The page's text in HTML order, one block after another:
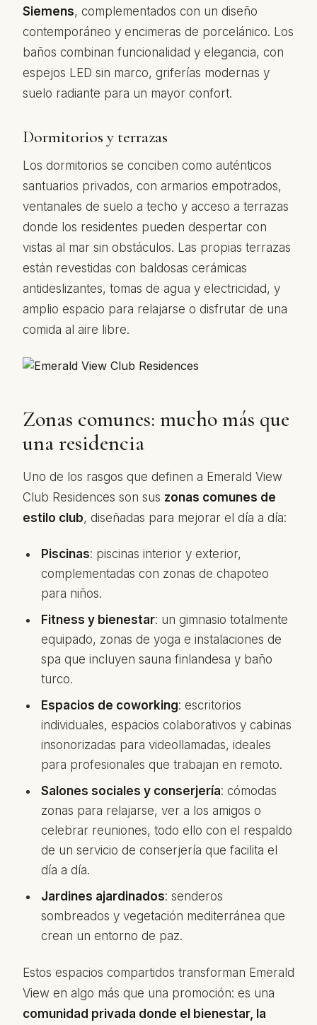
Siemens, complementados con un diseño
contemporáneo y encimeras de porcelánico. Los
baños combinan funcionalidad y elegancia, con
espejos LED sin marco, griferías modernas y
suelo radiante para un mayor confort.
Dormitorios y terrazas
Los dormitorios se conciben como auténticos
santuarios privados, con armarios empotrados,
ventanales de suelo a techo y acceso a terrazas
donde los residentes pueden despertar con
vistas al mar sin obstáculos. Las propias terrazas
están revestidas con baldosas cerámicas
antideslizantes, tomas de agua y electricidad, y
amplio espacio para relajarse o disfrutar de una
comida al aire libre.
Zonas comunes: mucho más que
una residencia
Uno de los rasgos que definen a Emerald View
Club Residences son sus zonas comunes de
estilo club, diseñadas para mejorar el día a día:
Piscinas: piscinas interior y exterior,
complementadas con zonas de chapoteo
para niños.
Fitness y bienestar: un gimnasio totalmente
equipado, zonas de yoga e instalaciones de
spa que incluyen sauna finlandesa y baño
turco.
Espacios de coworking: escritorios
individuales, espacios colaborativos y cabinas
insonorizadas para videollamadas, ideales
para profesionales que trabajan en remoto.
Salones sociales y conserjería: cómodas
zonas para relajarse, ver a los amigos o
celebrar reuniones, todo ello con el respaldo
de un servicio de conserjería que facilita el
día a día.
Jardines ajardinados: senderos
sombreados y vegetación mediterránea que
crean un entorno de paz.
Estos espacios compartidos transforman Emerald
View en algo más que una promoción: es una
comunidad privada donde el bienestar, la